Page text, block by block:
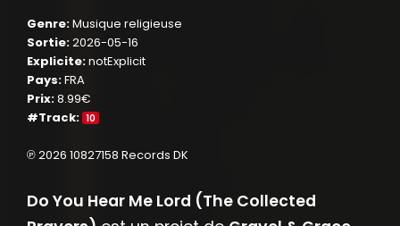
Genre:Musique religieuse
Sortie:2026-05-16
Explicite:notExplicit
Pays:FRA
Prix:8.99€
#Track: 10
℗ 2026 10827158 Records DK
Do You Hear Me Lord (The Collected